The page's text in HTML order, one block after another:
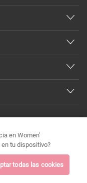
2026 ©
en Women'
tu dispositivo?
todas las cookies